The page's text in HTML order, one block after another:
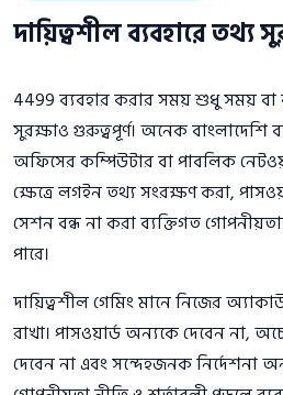
দায়িত্বশীল ব্যবহারে তথ্য
4499 ব্যবহার করার সময় শুধু সময় বা
সুরক্ষাও গুরুত্বপূর্ণ। অনেক বাংলাদেশি
অফিসের কম্পিউটার বা পাবলিক
ক্ষেত্রে লগইন তথ্য সংরক্ষণ করা,
সেশন বন্ধ না করা ব্যক্তিগত
পারে।
দায়িত্বশীল গেমিং মানে নিজের
রাখা। পাসওয়ার্ড অন্যকে দেবেন না,
দেবেন না এবং সন্দেহজনক নির্দেশনা